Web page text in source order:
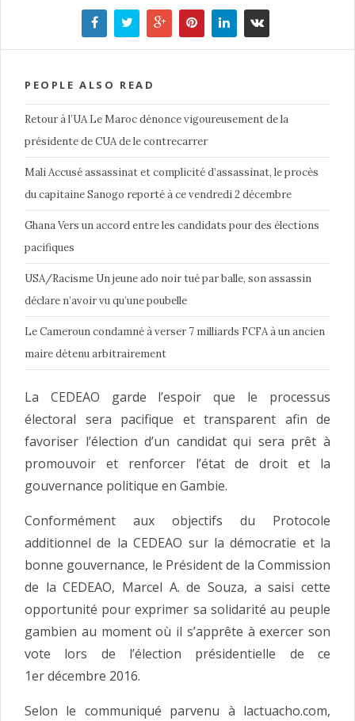
PEOPLE ALSO READ
Retour à l’UA Le Maroc dénonce vigoureusement de la
présidente de CUA de le contrecarrer
Mali Accusé assassinat et complicité d’assassinat, le procès
du capitaine Sanogo reporté à ce vendredi 2 décembre
Ghana Vers un accord entre les candidats pour des élections
pacifiques
USA/Racisme Un jeune ado noir tué par balle, son assassin
déclare n’avoir vu qu’une poubelle
Le Cameroun condamné à verser 7 milliards FCFA à un ancien
maire détenu arbitrairement
La CEDEAO garde l’espoir que le processus
électoral sera pacifique et transparent afin de
favoriser l’élection d’un candidat qui sera prêt à
promouvoir et renforcer l’état de droit et la
gouvernance politique en Gambie.
Conformément aux objectifs du Protocole
additionnel de la CEDEAO sur la démocratie et la
bonne gouvernance, le Président de la Commission
de la CEDEAO, Marcel A. de Souza, a saisi cette
opportunité pour exprimer sa solidarité au peuple
gambien au moment où il s’apprête à exercer son
vote lors de l’élection présidentielle de ce
1er décembre 2016.
Selon le communiqué parvenu à lactuacho.com,